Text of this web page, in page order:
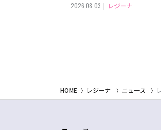
2026.08.03 レジーナ
HOME レジーナ ニュース